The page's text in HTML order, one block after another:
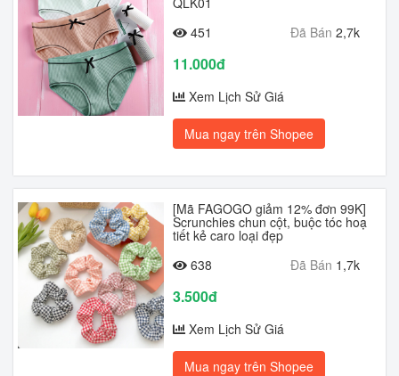
451
Đã Bán 2,7k
11.000đ
Xem Lịch Sử Giá
Mua ngay trên Shopee
[Mã FAGOGO giảm 12% đơn 99K]
Scrunchies chun cột, buộc tóc hoạ
tiết kẻ caro loại đẹp
638
Đã Bán 1,7k
3.500đ
Xem Lịch Sử Giá
Mua ngay trên Shopee